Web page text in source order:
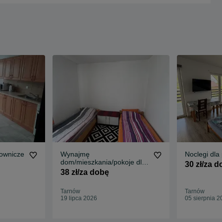
Wynajmę
dom/mieszkania/pokoje dla
pracowników
38 zł/za dobę
Tarnów
19 lipca 2026
Noclegi dla
30 zł/za
Tarnów
05 sierpnia